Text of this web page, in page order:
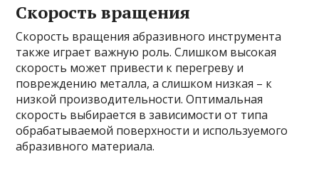
Скорость вращения
Скорость вращения абразивного инструмента
также играет важную роль. Слишком высокая
скорость может привести к перегреву и
повреждению металла, а слишком низкая – к
низкой производительности. Оптимальная
скорость выбирается в зависимости от типа
обрабатываемой поверхности и используемого
абразивного материала.